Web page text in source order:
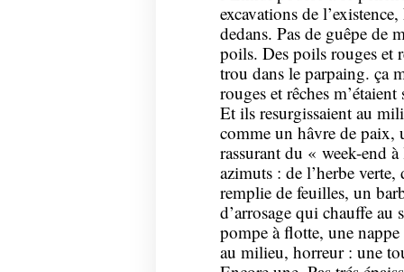
excavations de
dedans. Pas de guêpe de
poils. Des poils rouges et
trou dans le parpaing. ça
rouges et rêches
Et ils resurgissaient au
comme un hâvre de paix,
rassurant du « week-end
azimuts : de l’herbe verte,
remplie de feuilles, un
d’arrosage qui chauffe
pompe à flotte, une nappe
au milieu, horreur : une